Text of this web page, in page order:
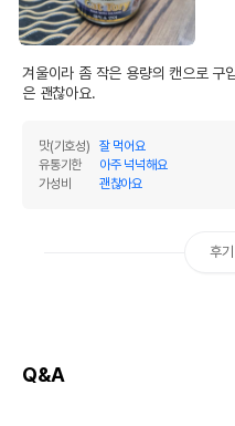
영양정보
조단백질
겨울이라 좀 작은 용량의 캔으로 구
은 괜찮아요.
맛(기호성)
잘 먹어요
유통기한
아주 넉넉해요
가성비
괜찮아요
후기
Q&A